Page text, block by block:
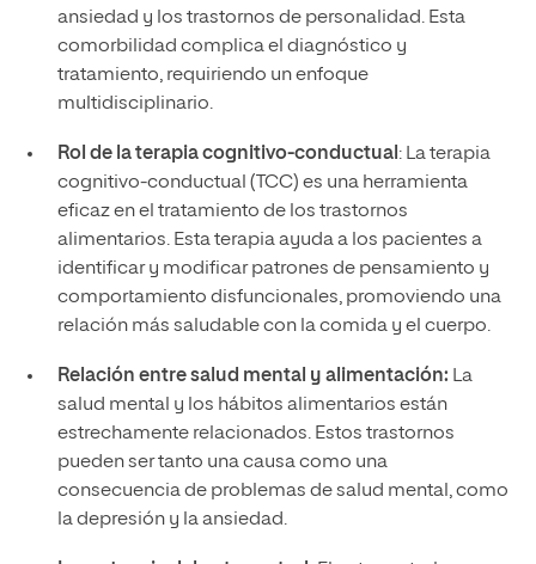
ansiedad y los trastornos de personalidad. Esta
comorbilidad complica el diagnóstico y
tratamiento, requiriendo un enfoque
multidisciplinario.
Rol de la terapia cognitivo-conductual : La terapia
cognitivo-conductual (TCC) es una herramienta
eficaz en el tratamiento de los trastornos
alimentarios. Esta terapia ayuda a los pacientes a
identificar y modificar patrones de pensamiento y
comportamiento disfuncionales, promoviendo una
relación más saludable con la comida y el cuerpo.
Relación entre salud mental y alimentación: La
salud mental y los hábitos alimentarios están
estrechamente relacionados. Estos trastornos
pueden ser tanto una causa como una
consecuencia de problemas de salud mental, como
la depresión y la ansiedad.